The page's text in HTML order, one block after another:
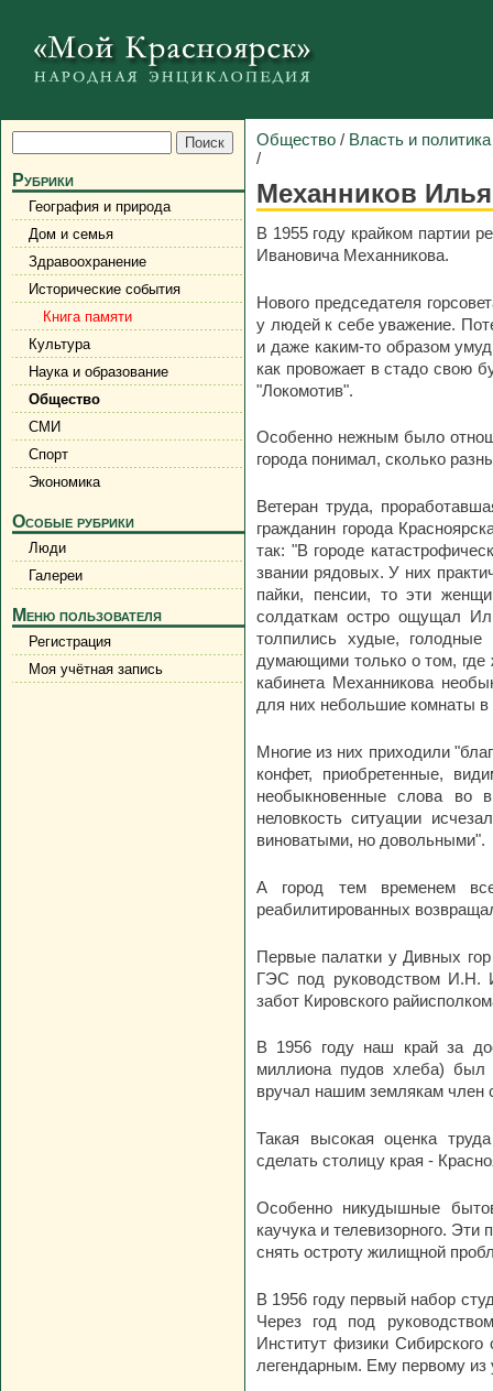
Рубрики
География и природа
Дом и семья
Здравоохранение
Исторические события
Книга памяти
Культура
Наука и образование
Общество
СМИ
Спорт
Экономика
Особые рубрики
Люди
Галереи
Меню пользователя
Регистрация
Моя учётная запись
Общество / Власть и политика
/
Механников
В 1955 году крайком партии
Ивановича Механникова.
Нового председателя
у людей к себе уважение.
и даже каким-то образом
как провожает в стадо свою
"Локомотив".
Особенно нежным было
города понимал, сколько
Ветеран труда,
гражданин города
так: "В городе
звании рядовых. У них
пайки, пенсии, то эти
солдаткам остро ощущал
толпились худые,
думающими только о том, где
кабинета Механникова
для них небольшие комнаты
Многие из них приходили
конфет, приобретенные,
необыкновенные слова во
неловкость ситуации
виноватыми, но довольными".
А город тем временем
реабилитированных
Первые палатки у Дивных
ГЭС под руководством И.Н.
забот Кировского
В 1956 году наш край за
миллиона пудов хлеба) был
вручал нашим землякам член
Такая высокая оценка
сделать столицу края -
Особенно никудышные
каучука и телевизорного.
снять остроту жилищной
В 1956 году первый набор
Через год под
Институт физики
легендарным. Ему первому из